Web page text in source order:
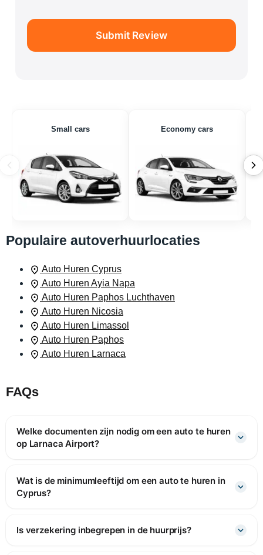
Submit Review
Small cars Economy cars
Populaire autoverhuurlocaties
Auto Huren Cyprus
Auto Huren Ayia Napa
Auto Huren Paphos Luchthaven
Auto Huren Nicosia
Auto Huren Limassol
Auto Huren Paphos
Auto Huren Larnaca
FAQs
Welke documenten zijn nodig om een auto te huren
op Larnaca Airport?
Wat is de minimumleeftijd om een auto te huren in
Cyprus?
Is verzekering inbegrepen in de huurprijs?